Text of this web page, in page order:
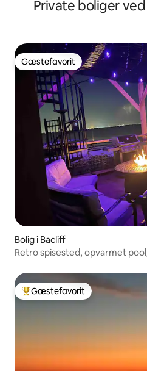
baseball】
Private boliger
Gæstefavorit
Gæstefavorit
Bolig i Bacliff
Retro spisested, opvarmet
Bedste gæstefavorit
Gæstefavorit